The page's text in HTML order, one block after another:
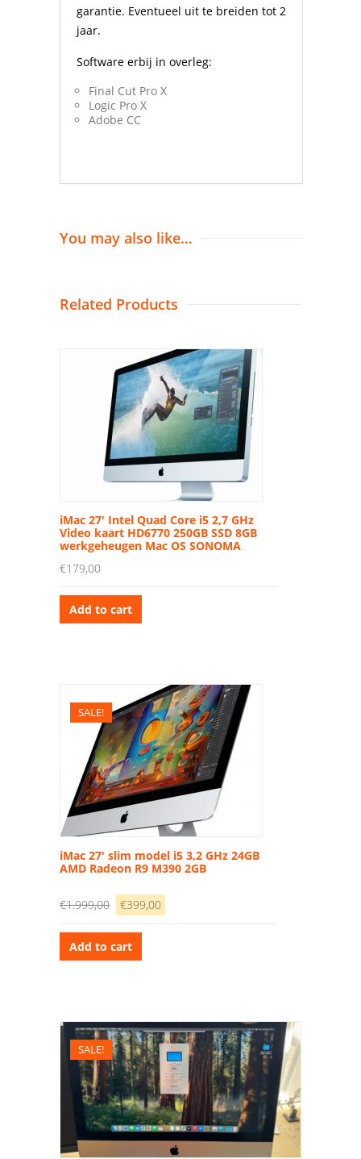
garantie. Eventueel uit te breiden tot 2
jaar.
Software erbij in overleg:
Final Cut Pro X
Logic Pro X
Adobe CC
You may also like…
Related Products
iMac 27′ Intel Quad Core i5 2,7 GHz
Video kaart HD6770 250GB SSD 8GB
werkgeheugen Mac OS SONOMA
€179,00
Add to cart
SALE!
iMac 27′ slim model i5 3,2 GHz 24GB
AMD Radeon R9 M390 2GB
€1.999,00
Original
was:
€1.999,00.
€399,00
Add to cart
SALE!